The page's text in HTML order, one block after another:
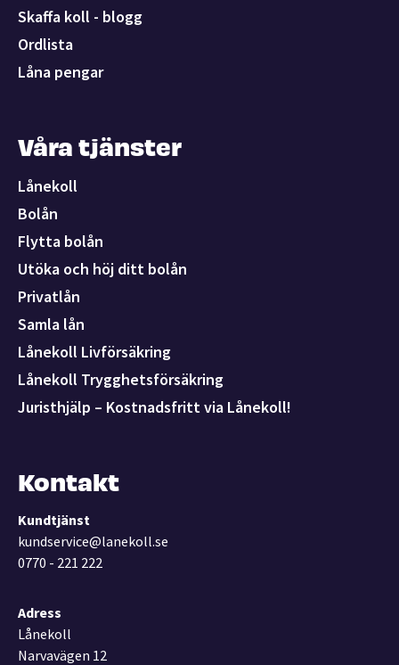
Skaffa koll - blogg
Ordlista
Låna pengar
Våra tjänster
Lånekoll
Bolån
Flytta bolån
Utöka och höj ditt bolån
Privatlån
Samla lån
Lånekoll Livförsäkring
Lånekoll Trygghetsförsäkring
Juristhjälp – Kostnadsfritt via Lånekoll!
Kontakt
Kundtjänst
kundservice@lanekoll.se
0770 - 221 222
Adress
Lånekoll
Narvavägen 12